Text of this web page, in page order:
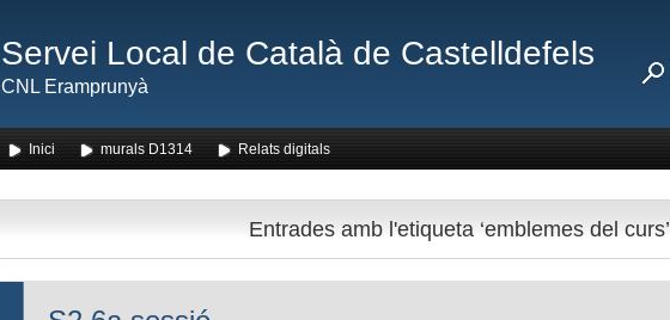
Servei Local de Català de Castelldefels
CNL Eramprunyà
Inici murals D1314 Relats digitals
Entrades amb l'etiqueta ‘emblemes del curs’